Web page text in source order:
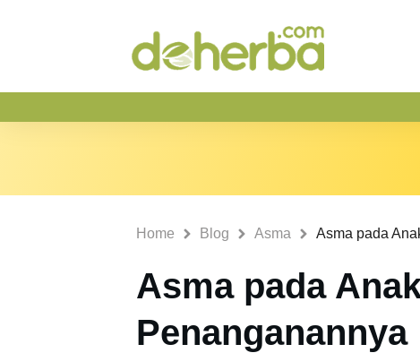
Home Blog Asma
Asma pada
Penanganannya